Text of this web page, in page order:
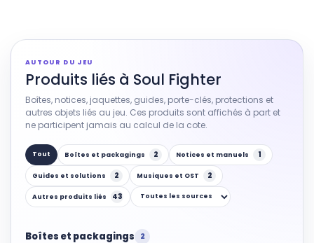
AUTOUR DU JEU
Produits liés à Soul Fighter
Boîtes, notices, jaquettes, guides, porte-clés, protections et
autres objets liés au jeu. Ces produits sont affichés à part et
ne participent jamais au calcul de la cote.
Tout Boîtes et packagings 2 Notices et manuels 1
Guides et solutions 2 Musiques et OST 2
Autres produits liés 43
Boîtes et packagings 2